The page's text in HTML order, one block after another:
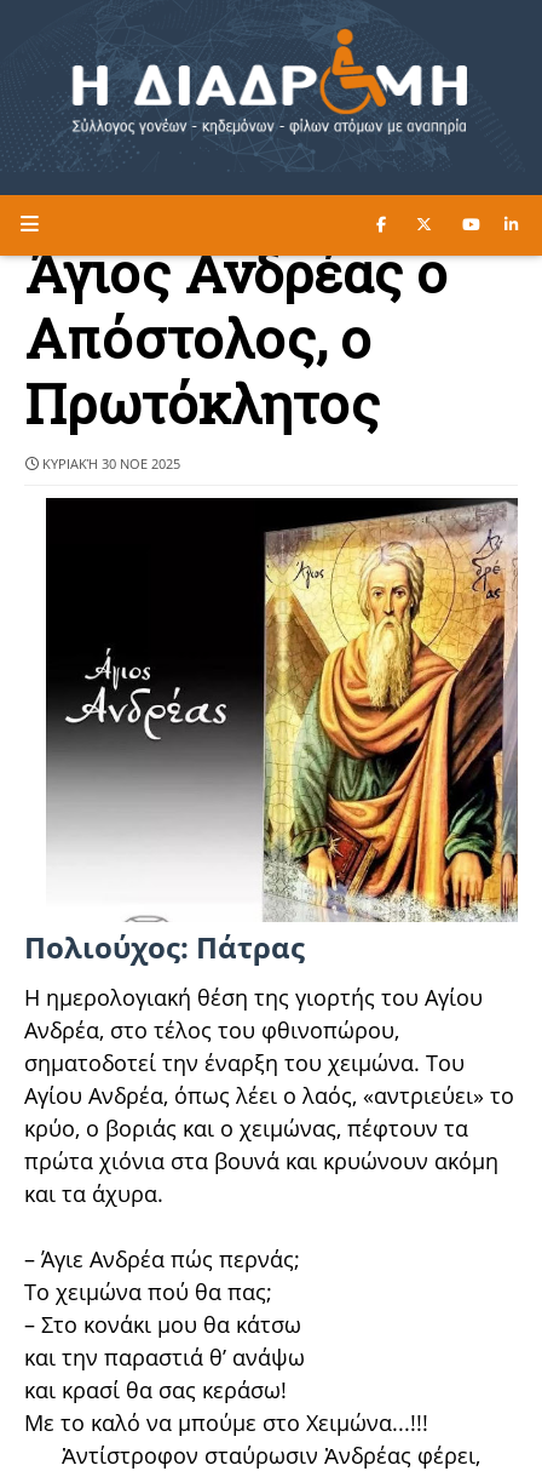
Η ΔΙΑΔΡΟΜΗ ΔΙΑΒΑΣΤΕ ΕΔΩ ►
Άγιος Ανδρέας ο
Απόστολος, ο
Πρωτόκλητος
ΚΥΡΙΑΚΉ 30 ΝΟΕ 2025
Πολιούχος: Πάτρας
Η ημερολογιακή θέση της γιορτής του Αγίου
Ανδρέα, στο τέλος του φθινοπώρου,
σηματοδοτεί την έναρξη του χειμώνα. Του
Αγίου Ανδρέα, όπως λέει ο λαός, «αντριεύει» το
κρύο, ο βοριάς και ο χειμώνας, πέφτουν τα
πρώτα χιόνια στα βουνά και κρυώνουν ακόμη
και τα άχυρα.
– Άγιε Ανδρέα πώς περνάς;
Το χειμώνα πού θα πας;
– Στο κονάκι μου θα κάτσω
και την παραστιά θ’ ανάψω
και κρασί θα σας κεράσω!
Με το καλό να μπούμε στο Χειμώνα...!!!
Ἀντίστροφον σταύρωσιν Ἀνδρέας φέρει,